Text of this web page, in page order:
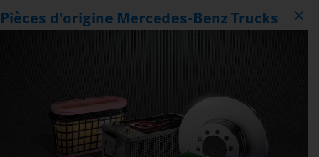
Pièces d'origine Mercedes‑Benz Trucks